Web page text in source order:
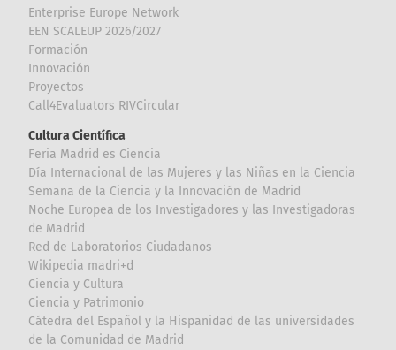
Enterprise Europe Network
EEN SCALEUP 2026/2027
Formación
Innovación
Proyectos
Call4Evaluators RIVCircular
Cultura Científica
Feria Madrid es Ciencia
Día Internacional de las Mujeres y las Niñas en la Ciencia
Semana de la Ciencia y la Innovación de Madrid
Noche Europea de los Investigadores y las Investigadoras
de Madrid
Red de Laboratorios Ciudadanos
Wikipedia madri+d
Ciencia y Cultura
Ciencia y Patrimonio
Cátedra del Español y la Hispanidad de las universidades
de la Comunidad de Madrid